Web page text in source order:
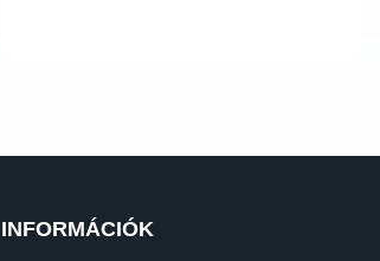
INFORMÁCIÓK